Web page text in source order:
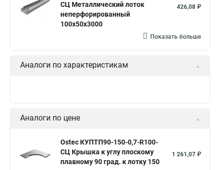
СЦ Металлический лоток
неперфорированный
100х50х3000
426,08 ₽
Показать больше
Аналоги по характеристикам
1 261,07 ₽
плавному 90 град. к лотку 200
Ostec КУПТП90-300-0,7-R100-